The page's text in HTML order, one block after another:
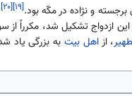
و نژاده در مکّه بود.[۱۹] [۲۰]
این ازدواج تشکیل شد، مکرراً
، ازاهل بیتبه بزرگی یاد